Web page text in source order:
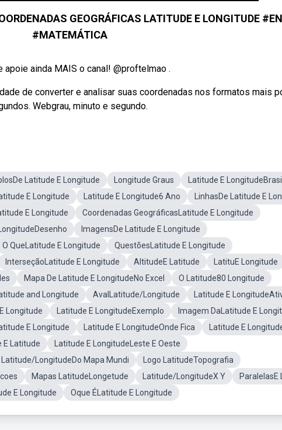
GEOGRÁFICAS LATITUDE E LONGITUDE
#MATEMÁTICA
ainda MAIS o canal! @proftelmao .
de converter e analisar suas coordenadas nos formatos mais
Webgrau, minuto e segundo.
Latitude E Longitude Longitude Graus
Latitude E LongitudeBrasil
E Longitude Latitude E Longitude6 Ano
LinhasDe Latitude E
E Longitude
Coordenadas GeográficasLatitude E Longitude
ImagensDe Latitude E Longitude
O QueLatitude E Longitude
QuestõesLatitude E Longitude
InterseçãoLatitude E Longitude AltitudeE Latitude
LatituE Longitude
Mapa De Latitude E LongitudeNo Excel
O Latitude80 Longitude
and Longitude AvalLatitude/Longitude
Latitude E
Longitude Latitude E LongitudeExemplo
Imagem DaLatitude E
E Longitude Latitude E LongitudeOnde Fica
Latitude E
E Latitude
Latitude E LongitudeLeste E Oeste
Latitude/LongitudeDo Mapa Mundi
Logo LatitudeTopografia
Mapas LatitudeLongetude Latitude/LongitudeX Y
ParalelasE
E Longitude Oque ÉLatitude E Longitude